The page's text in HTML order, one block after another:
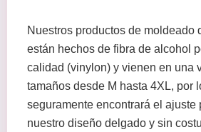
Nuestros productos de moldeado
están hechos de fibra de alcohol
calidad (vinylon) y vienen en una
tamaños desde M hasta 4XL, por
seguramente encontrará el ajuste
nuestro diseño delgado y sin